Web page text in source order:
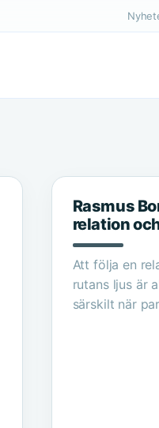
Rasmus
relation
Att följa en
rutans ljus är
särskilt när